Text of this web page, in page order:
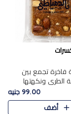
فاخرة تجمع بين
الطري ونكهتها
بتشكيلة مختارة من
والمكسرات الفاخرة.
من القوام ..
99.00 جنيه
أضف